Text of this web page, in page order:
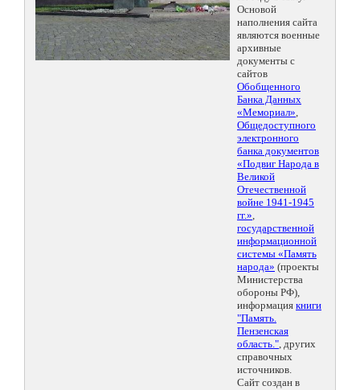
Основой
наполнения сайта
являются военные
архивные
документы с
сайтов
Обобщенного
Банка Данных
«Мемориал»,
Общедоступного
электронного
банка документов
«Подвиг Народа в
Великой
Отечественной
войне 1941-1945
гг.»,
государственной
информационной
системы «Память
народа» (проекты
Министерства
обороны РФ),
информация книги
"Память.
Пензенская
область.", других
справочных
источников.
Сайт создан в